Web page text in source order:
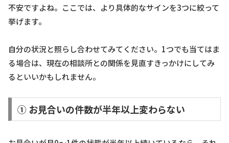
不安ですよね。ここでは、より具体的なサインを3つに絞って
挙げます。
自分の状況と照らし合わせてみてください。1つでも当てはま
る場合は、現在の相談所との関係を見直すきっかけにしてみ
るといいかもしれません。
① お見合いの件数が半年以上変わらない